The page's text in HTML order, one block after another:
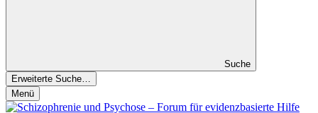
Suche
Erweiterte Suche…
Menü